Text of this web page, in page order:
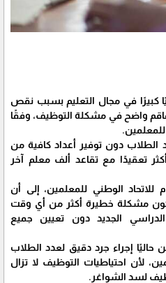
كبيرًا في مجال التعليم بسبب نقص
واضح في مشكلة التوظيف، وفقًا
للمعلمين.
الطلاب دون توفير أعداد كافية من
تعقيدًا مع تقاعد ألف معلم آخر
للاتحاد الوطني للمعلمين، إلى أن
مشكلة خطيرة أكثر من أي وقت
الجديد دون تعيين جميع
حاليًا إجراء جرد دقيق لعدد الطلاب
لأن احتياطيات التوظيف لا تزال
لسد الشواغر.